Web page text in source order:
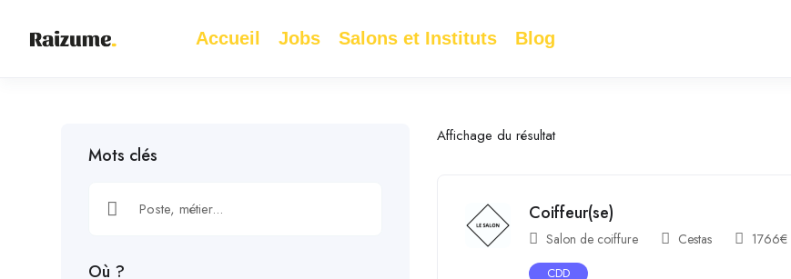
Accueil Jobs Salons et Instituts Blog
Mots clés
Où ?
Affichage du résultat
Coiffeur(se)
Salon de coiffure Cestas 1766€
CDD